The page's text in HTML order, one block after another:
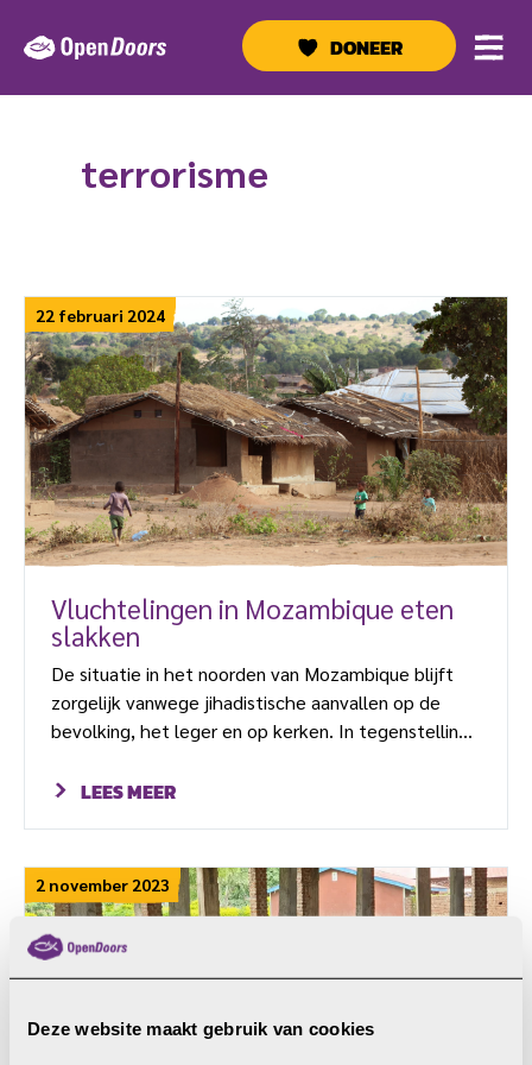
Deze website maakt gebruik van cookies
naar
inhoud
DONEER
terrorisme
22 februari 2024
Vluchtelingen in Mozambique eten
slakken
De situatie in het noorden van Mozambique blijft
zorgelijk vanwege jihadistische aanvallen op de
bevolking, het leger en op kerken. In tegenstelling
Cabo Delgado, neemt het geweld toe. Dat melden
vluchtelingenorganisatie UNHCR zijn bijna 670.000
Mozambikanen ontheemd door aanslagen van
radicaalislamitische groepen. Militair optreden
mocht tot op […]
LEES MEER
2 november 2023